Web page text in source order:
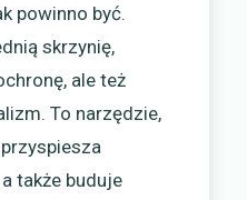
powinno być.
skrzynię,
ale też
To narzędzie,
także buduje